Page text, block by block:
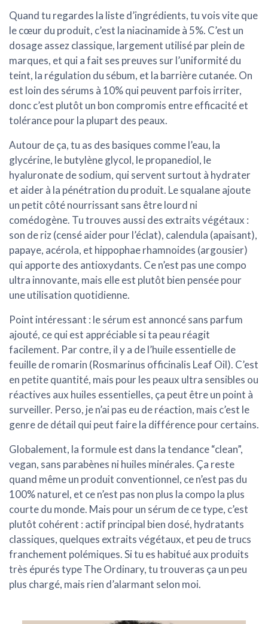
Quand tu regardes la liste d’ingrédients, tu vois vite que
le cœur du produit, c’est la niacinamide à 5%. C’est un
dosage assez classique, largement utilisé par plein de
marques, et qui a fait ses preuves sur l’uniformité du
teint, la régulation du sébum, et la barrière cutanée. On
est loin des sérums à 10% qui peuvent parfois irriter,
donc c’est plutôt un bon compromis entre efficacité et
tolérance pour la plupart des peaux.
Autour de ça, tu as des basiques comme l’eau, la
glycérine, le butylène glycol, le propanediol, le
hyaluronate de sodium, qui servent surtout à hydrater
et aider à la pénétration du produit. Le squalane ajoute
un petit côté nourrissant sans être lourd ni
comédogène. Tu trouves aussi des extraits végétaux :
son de riz (censé aider pour l’éclat), calendula (apaisant),
papaye, acérola, et hippophae rhamnoides (argousier)
qui apporte des antioxydants. Ce n’est pas une compo
ultra innovante, mais elle est plutôt bien pensée pour
une utilisation quotidienne.
Point intéressant : le sérum est annoncésans parfum
ajouté, ce qui est appréciable si ta peau réagit
facilement. Par contre, il y a de l’huile essentielle de
feuille de romarin (Rosmarinus officinalis Leaf Oil). C’est
en petite quantité, mais pour les peaux ultra sensibles ou
réactives aux huiles essentielles, ça peut être un point à
surveiller. Perso, je n’ai pas eu de réaction, mais c’est le
genre de détail qui peut faire la différence pour certains.
Globalement, la formule est dans la tendance “clean”,
vegan, sans parabènes ni huiles minérales. Ça reste
quand même un produit conventionnel, ce n’est pas du
100% naturel, et ce n’est pas non plus la compo la plus
courte du monde. Mais pour un sérum de ce type, c’est
plutôt cohérent : actif principal bien dosé, hydratants
classiques, quelques extraits végétaux, et peu de trucs
franchement polémiques. Si tu es habitué aux produits
très épurés type The Ordinary, tu trouveras ça un peu
plus chargé, mais rien d’alarmant selon moi.